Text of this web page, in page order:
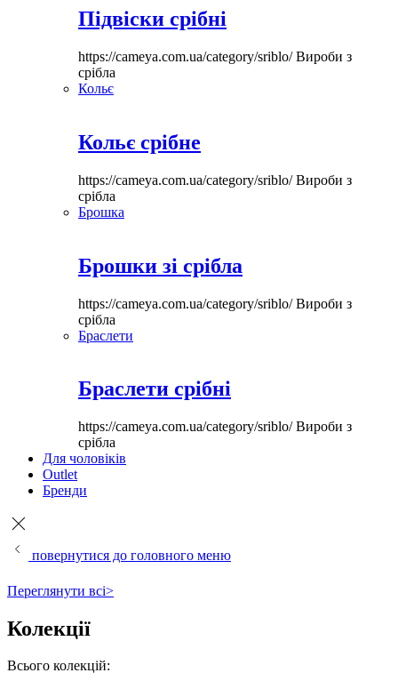
Підвіски срібні
https://cameya.com.ua/category/sriblo/Вироби з
срібла
Кольє
Кольє срібне
https://cameya.com.ua/category/sriblo/Вироби з
срібла
Брошка
Брошки зі срібла
https://cameya.com.ua/category/sriblo/Вироби з
срібла
Браслети
Браслети срібні
https://cameya.com.ua/category/sriblo/Вироби з
срібла
Для чоловіків
Outlet
Бренди
повернутися до головного меню
Переглянути всі>
Колекції
Всього колекцій: